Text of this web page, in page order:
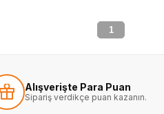
1
Alışverişte Para Puan
Sipariş verdikçe puan kazanın.